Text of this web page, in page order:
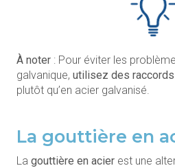
À noter : Pour éviter les
galvanique, utilisez des
plutôt qu’en acier galvanisé.
La gouttière en
La gouttière en acier est une